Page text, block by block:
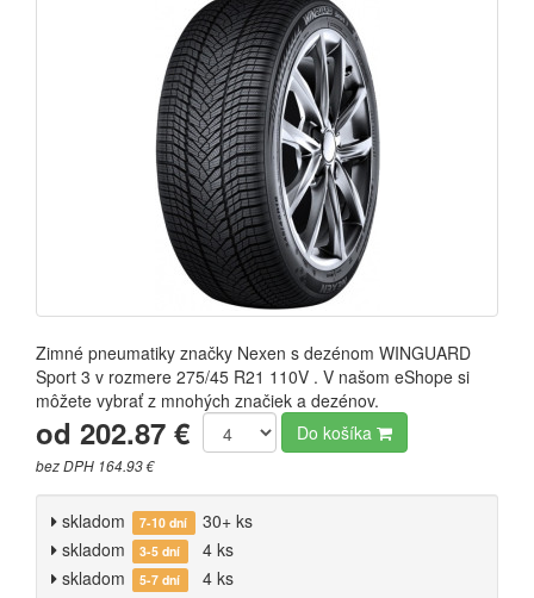
Zimné pneumatiky značky Nexen s dezénom WINGUARD
Sport 3 v rozmere 275/45 R21 110V . V našom eShope si
môžete vybrať z mnohých značiek a dezénov.
od 202.87 €
bez DPH 164.93 €
Do košíka
skladom 7-10 dní
30+ ks
skladom
3-5 dní
4 ks
skladom
5-7 dní 4 ks